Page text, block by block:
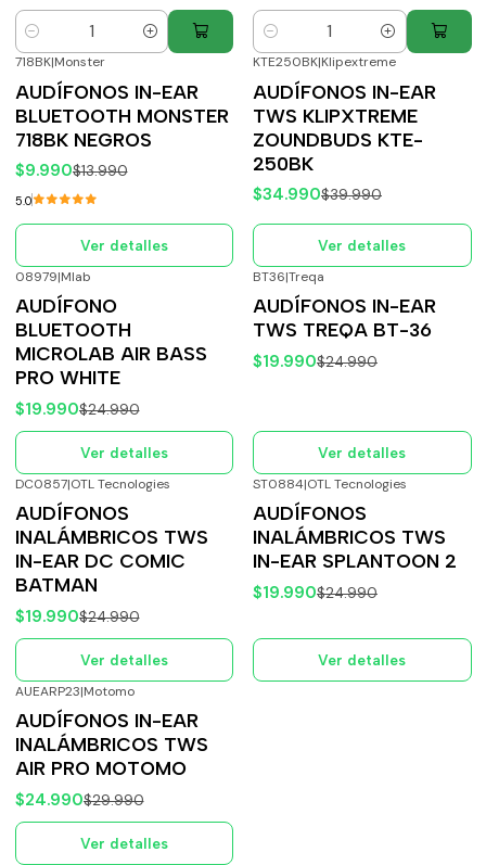
Cantidad Cantidad
Agotado
718BK|Monster
AUDÍFONOS IN-EAR
BLUETOOTH MONSTER
718BK NEGROS
$9.990$13.990
5.0
Ver detalles
Agotado
KTE250BK|Klipextreme
AUDÍFONOS IN-EAR
TWS KLIPXTREME
ZOUNDBUDS KTE-
250BK
$34.990$39.990
Ver detalles
Agotado
08979|Mlab
AUDÍFONO
BLUETOOTH
MICROLAB AIR BASS
PRO WHITE
$19.990$24.990
Ver detalles
OFF
Agotado
BT36|Treqa
AUDÍFONOS IN-EAR
TWS TREQA BT-36
$19.990$24.990
Ver detalles
Agotado
DC0857|OTL Tecnologies
AUDÍFONOS
INALÁMBRICOS TWS
IN-EAR DC COMIC
BATMAN
$19.990$24.990
Ver detalles
Agotado
ST0884|OTL Tecnologies
AUDÍFONOS
INALÁMBRICOS TWS
IN-EAR SPLANTOON 2
$19.990$24.990
Ver detalles
Agotado
AUEARP23|Motomo
AUDÍFONOS IN-EAR
INALÁMBRICOS TWS
AIR PRO MOTOMO
$24.990$29.990
Ver detalles